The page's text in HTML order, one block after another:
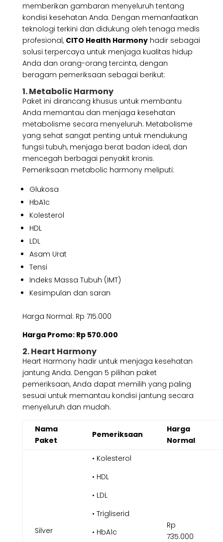
memberikan gambaran menyeluruh tentang
kondisi kesehatan Anda. Dengan memanfaatkan
teknologi terkini dan didukung oleh tenaga medis
profesional, CITO Health Harmonyhadir sebagai
solusi terpercaya untuk menjaga kualitas hidup
Anda dan orang-orang tercinta, dengan
beragam pemeriksaan sebagai berikut:
1. Metabolic Harmony
Paket ini dirancang khusus untuk membantu
Anda memantau dan menjaga kesehatan
metabolisme secara menyeluruh. Metabolisme
yang sehat sangat penting untuk mendukung
fungsi tubuh, menjaga berat badan ideal, dan
mencegah berbagai penyakit kronis.
Pemeriksaan metabolic harmony meliputi:
Glukosa
HbA1c
Kolesterol
HDL
LDL
Asam Urat
Tensi
Indeks Massa Tubuh (IMT)
Kesimpulan dan saran
Harga Normal: Rp 715.000
Harga Promo: Rp 570.000
2. Heart Harmony
Heart Harmony hadir untuk menjaga kesehatan
jantung Anda. Dengan 5 pilihan paket
pemeriksaan, Anda dapat memilih yang paling
sesuai untuk memantau kondisi jantung secara
menyeluruh dan mudah.
Nama
Paket
Pemeriksaan
Harga
Normal
Silver
• Kolesterol
• HDL
• LDL
• Trigliserid
• HbA1c
Rp
735.000